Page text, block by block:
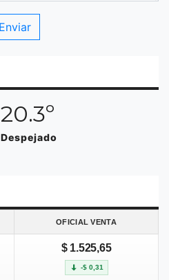
20.3º
Despejado
OFICIAL VENTA
$ 1.525,65
-$ 0,31